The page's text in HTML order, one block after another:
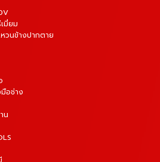
มี่ยม
วนข้างปากตาย
อช่าง
น